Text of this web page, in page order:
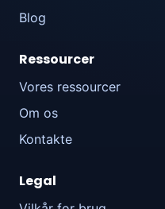
Blog
Ressourcer
Vores ressourcer
Om os
Kontakte
Legal